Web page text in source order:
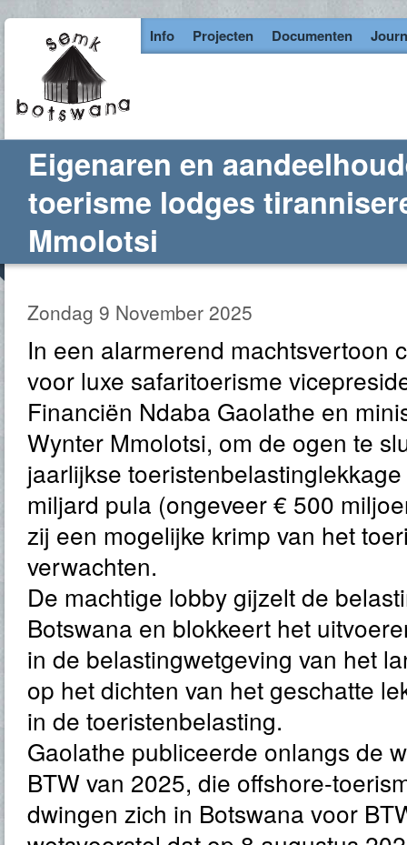
Info Projecten Documenten
Eigenaren en
toerisme lodges
Mmolotsi
Zondag 9 November 2025
In een alarmerend machtsvertoon
voor luxe safaritoerisme
Financiën Ndaba Gaolathe en
Wynter Mmolotsi, om de ogen te
jaarlijkse
miljard pula (ongeveer € 500
zij een mogelijke krimp van het
verwachten.
De machtige lobby gijzelt de
Botswana en blokkeert het
in de belastingwetgeving van het
op het dichten van het geschatte
in de toeristenbelasting.
Gaolathe publiceerde onlangs de
BTW van 2025, die offshore-
dwingen zich in Botswana voor